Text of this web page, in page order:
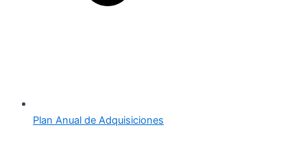
Plan Anual de Adquisiciones